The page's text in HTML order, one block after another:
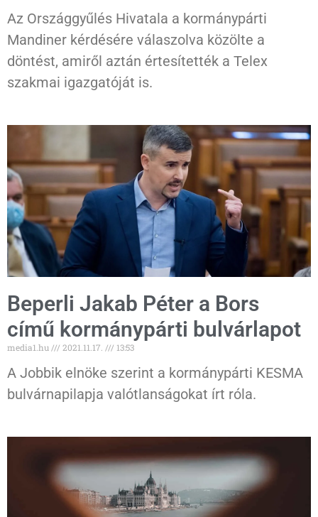
Az Országgyűlés Hivatala a kormánypárti
Mandiner kérdésére válaszolva közölte a
döntést, amiről aztán értesítették a Telex
szakmai igazgatóját is.
Beperli Jakab Péter a Bors
című kormánypárti bulvárlapot
media1.hu 2021.11.17. 13:53
A Jobbik elnöke szerint a kormánypárti KESMA
bulvárnapilapja valótlanságokat írt róla.